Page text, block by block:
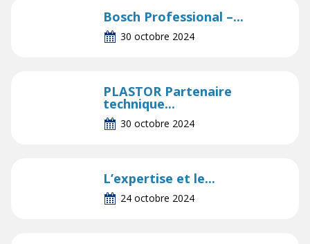
Bosch Professional –...
30 octobre 2024
PLASTOR Partenaire
technique...
30 octobre 2024
L’expertise et le...
24 octobre 2024